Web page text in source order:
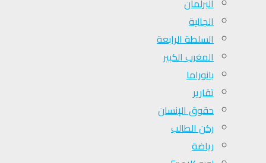
الجالية
السلطة الرابعة
المغرب الكبير
بانوراما
تقارير
حقوق الإنسان
ركن الطالب
رياضة